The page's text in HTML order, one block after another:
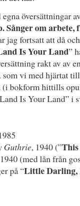
översättningar
Sånger om arbete,
jag fortsatt att då
Is Your Land”
rakt av av
som vi med hjärtat
bokform hittills
Is Your Land” i
Guthrie, 1940 (”
(med lån från
på “Little Darling,